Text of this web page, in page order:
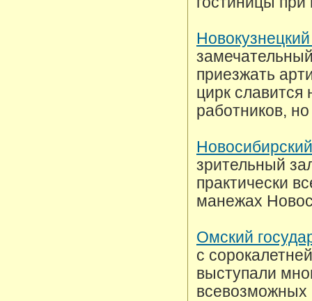
приезжать
цирк
работников,
зрительный
практически
манежах
Омский
с
выступали
всевозможных